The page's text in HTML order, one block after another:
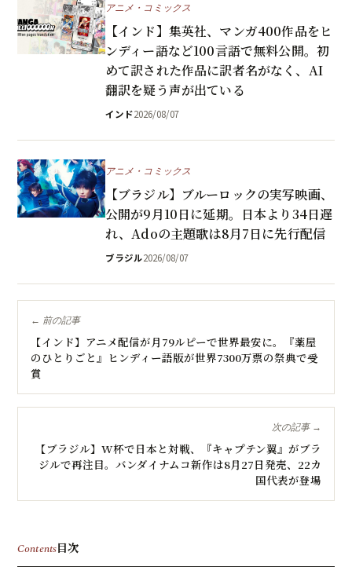
アニメ・コミックス
【インド】集英社、マンガ400作品をヒ
ンディー語など100言語で無料公開。初
めて訳された作品に訳者名がなく、AI
翻訳を疑う声が出ている
インド2026/08/07
アニメ・コミックス
【ブラジル】ブルーロックの実写映画、
公開が9月10日に延期。日本より34日遅
れ、Adoの主題歌は8月7日に先行配信
ブラジル2026/08/07
← 前の記事
【インド】アニメ配信が月79ルピーで世界最安に。『薬屋
のひとりごと』ヒンディー語版が世界7300万票の祭典で受
賞
次の記事 →
【ブラジル】W杯で日本と対戦、『キャプテン翼』がブラ
ジルで再注目。バンダイナムコ新作は8月27日発売、22カ
国代表が登場
Contents目次